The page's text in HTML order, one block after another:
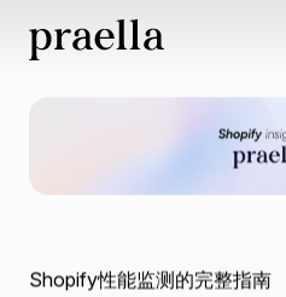
Nov 29, 2024
|